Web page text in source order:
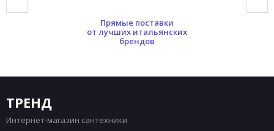
Прямые поставки
от лучших итальянских
брендов
ТРЕНД
Интернет-магазин сантехники